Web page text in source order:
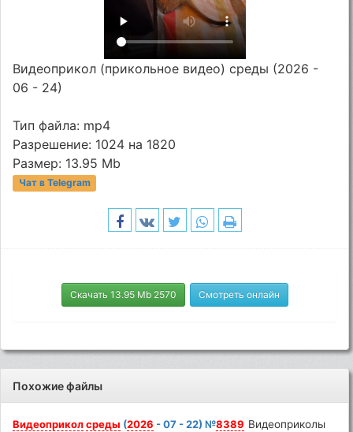
Видеоприкол (прикольное видео) среды (2026 -
06 - 24)
Тип файла: mp4
Разрешение: 1024 на 1820
Размер: 13.95 Mb
Чат в Telegram
Скачать 13.95 Mb 2570 Смотреть онлайн
Похожие файлы
Видеоприкол среды (2026 - 07 - 22) №8389 Видеоприколы